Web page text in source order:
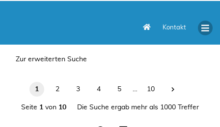
Kontakt
Zur erweiterten Suche
1 2 3 4 5 … 10
Seite 1 von 10 Die Suche ergab mehr als 1000 Treffer